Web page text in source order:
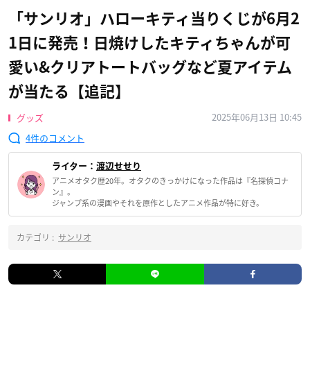
「サンリオ」ハローキティ当りくじが6月2
1日に発売！日焼けしたキティちゃんが可
愛い&クリアトートバッグなど夏アイテム
が当たる【追記】
グッズ
2025年06月13日 10:45
4
ライター： 渡辺せせり
アニメオタク歴20年。オタクのきっかけになった作品は『名探偵コナ
ン』。
ジャンプ系の漫画やそれを原作としたアニメ作品が特に好き。
カテゴリ : サンリオ